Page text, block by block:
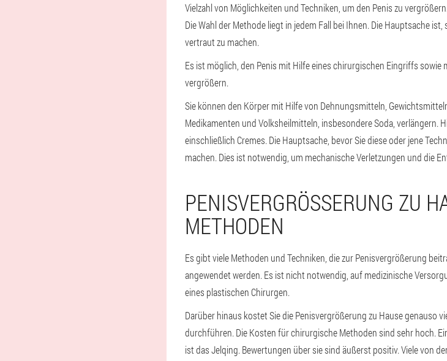
Vielzahl von Möglichkeiten und Techniken, um den Penis zu
Die Wahl der Methode liegt in jedem Fall bei Ihnen. Die Hauptsache
vertraut zu machen.
Es ist möglich, den Penis mit Hilfe eines chirurgischen Eingriffs sowie
vergrößern.
Sie können den Körper mit Hilfe von Dehnungsmitteln,
Medikamenten und Volksheilmitteln, insbesondere Soda, verlängern.
einschließlich Cremes. Die Hauptsache, bevor Sie diese oder jene
machen. Dies ist notwendig, um mechanische Verletzungen und die
PENISVERGRÖSSERUNG ZU
ETHODEN
Es gibt viele Methoden und Techniken, die zur Penisvergrößerung
angewendet werden. Es ist nicht notwendig, auf medizinische
eines plastischen Chirurgen.
Darüber hinaus kostet Sie die Penisvergrößerung zu Hause genauso
durchführen. Die Kosten für chirurgische Methoden sind sehr hoch.
ist das Jelqing. Bewertungen über sie sind äußerst positiv. Viele von